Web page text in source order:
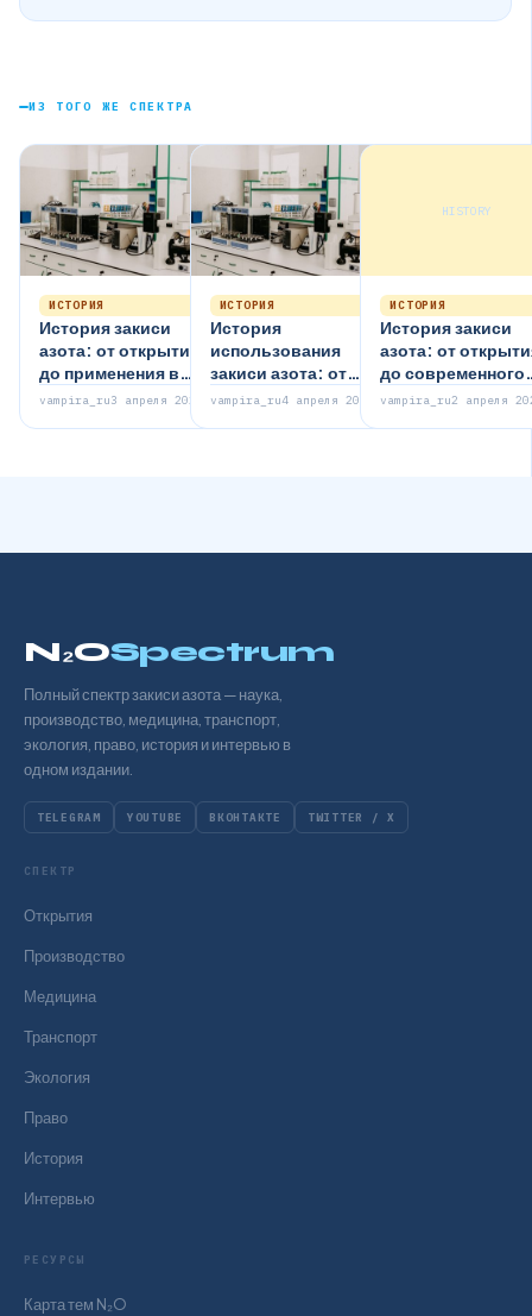
ИЗ ТОГО ЖЕ СПЕКТРА
ИСТОРИЯ
История закиси
азота: от открытия
до применения в
медицине
vampira_ru3 апреля 2026
ИСТОРИЯ
История
использования
закиси азота: от
развлечений до
vampira_ru4 апреля 2026
HISTORY
ИСТОРИЯ
История закиси
азота: от
до современного
использования
vampira_ru2 апреля
N₂OSpectrum
Полный спектр закиси азота — наука,
производство, медицина, транспорт,
экология, право, история и интервью в
одном издании.
TELEGRAM YOUTUBE ВКОНТАКТЕ TWITTER / X
СПЕКТР
Открытия
Производство
Медицина
Транспорт
Экология
Право
История
Интервью
РЕСУРСЫ
Карта тем N₂O